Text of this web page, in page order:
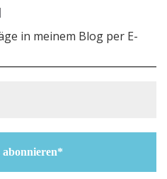
in meinem Blog per E-